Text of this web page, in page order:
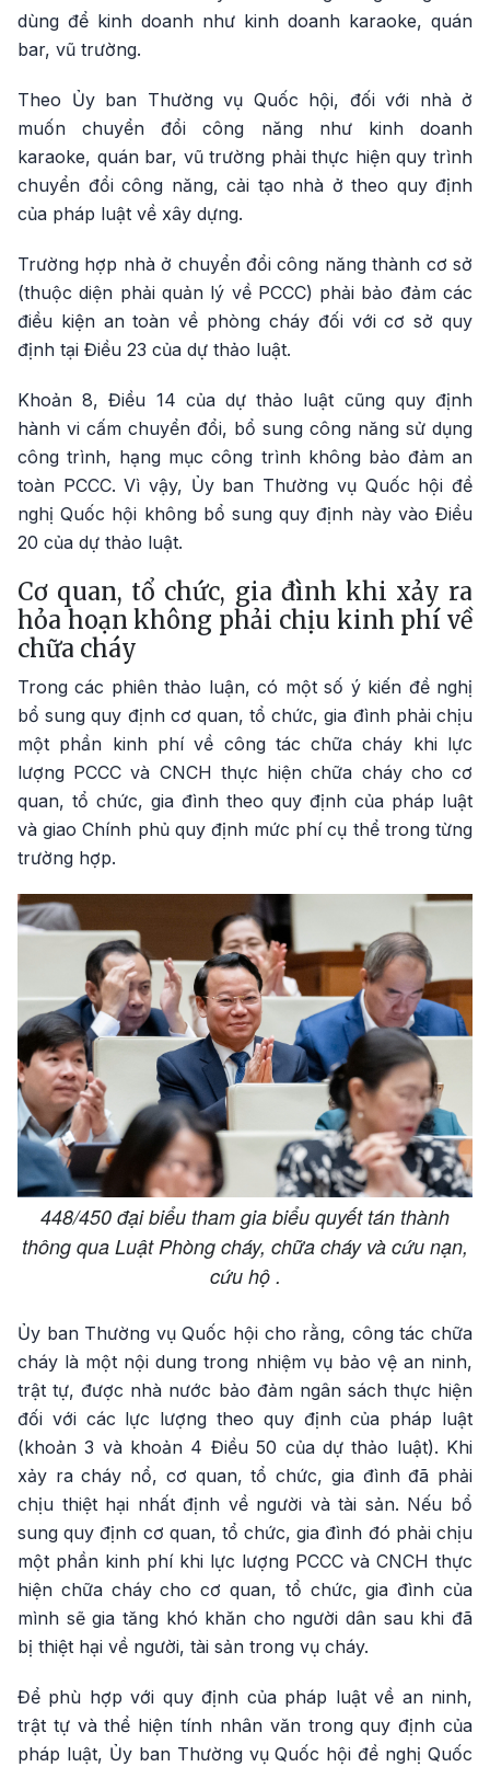
dùng để kinh doanh như kinh doanh karaoke, quán
bar, vũ trường.
Theo Ủy ban Thường vụ Quốc hội, đối với nhà ở
muốn chuyển đổi công năng như kinh doanh
karaoke, quán bar, vũ trường phải thực hiện quy trình
chuyển đổi công năng, cải tạo nhà ở theo quy định
của pháp luật về xây dựng.
Trường hợp nhà ở chuyển đổi công năng thành cơ sở
(thuộc diện phải quản lý về PCCC) phải bảo đảm các
điều kiện an toàn về phòng cháy đối với cơ sở quy
định tại Điều 23 của dự thảo luật.
Khoản 8, Điều 14 của dự thảo luật cũng quy định
hành vi cấm chuyển đổi, bổ sung công năng sử dụng
công trình, hạng mục công trình không bảo đảm an
toàn PCCC. Vì vậy, Ủy ban Thường vụ Quốc hội đề
nghị Quốc hội không bổ sung quy định này vào Điều
20 của dự thảo luật.
Cơ quan, tổ chức, gia đình khi xảy ra
hỏa hoạn không phải chịu kinh phí về
chữa cháy
Trong các phiên thảo luận, có một số ý kiến đề nghị
bổ sung quy định cơ quan, tổ chức, gia đình phải chịu
một phần kinh phí về công tác chữa cháy khi lực
lượng PCCC và CNCH thực hiện chữa cháy cho cơ
quan, tổ chức, gia đình theo quy định của pháp luật
và giao Chính phủ quy định mức phí cụ thể trong từng
trường hợp.
448/450 đại biểu tham gia biểu quyết tán thành
thông qua Luật Phòng cháy, chữa cháy và cứu nạn,
cứu hộ .
Ủy ban Thường vụ Quốc hội cho rằng, công tác chữa
cháy là một nội dung trong nhiệm vụ bảo vệ an ninh,
trật tự, được nhà nước bảo đảm ngân sách thực hiện
đối với các lực lượng theo quy định của pháp luật
(khoản 3 và khoản 4 Điều 50 của dự thảo luật). Khi
xảy ra cháy nổ, cơ quan, tổ chức, gia đình đã phải
chịu thiệt hại nhất định về người và tài sản. Nếu bổ
sung quy định cơ quan, tổ chức, gia đình đó phải chịu
một phần kinh phí khi lực lượng PCCC và CNCH thực
hiện chữa cháy cho cơ quan, tổ chức, gia đình của
mình sẽ gia tăng khó khăn cho người dân sau khi đã
bị thiệt hại về người, tài sản trong vụ cháy.
Để phù hợp với quy định của pháp luật về an ninh,
trật tự và thể hiện tính nhân văn trong quy định của
pháp luật, Ủy ban Thường vụ Quốc hội đề nghị Quốc